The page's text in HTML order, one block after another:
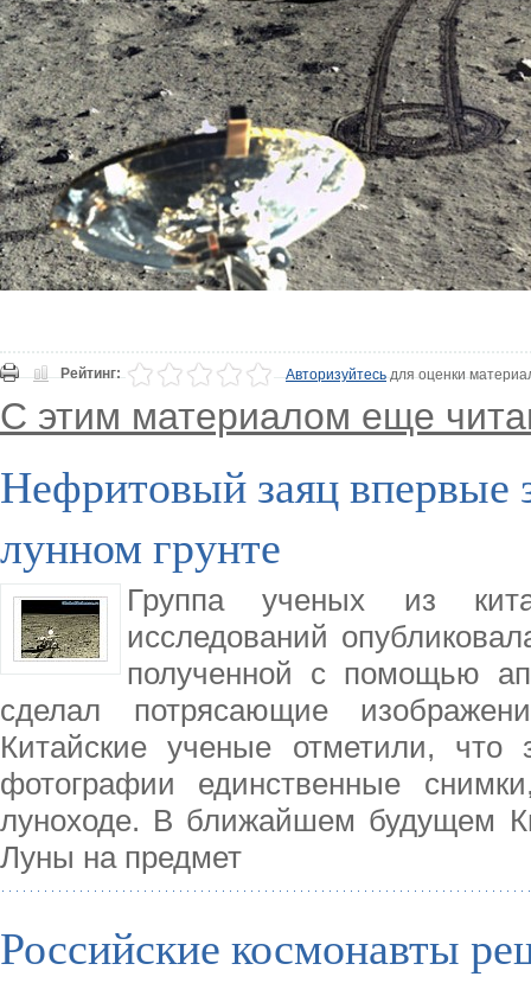
Рейтинг: Авторизуйтесьдля оценки
С этим материалом еще
Нефритовый заяц впервые
лунном грунте
Группа ученых из
исследований
полученной с помощью
сделал потрясающие
Китайские ученые отметили,
фотографии единственные
луноходе. В ближайшем будущем
Луны на предмет
Российские космонавты